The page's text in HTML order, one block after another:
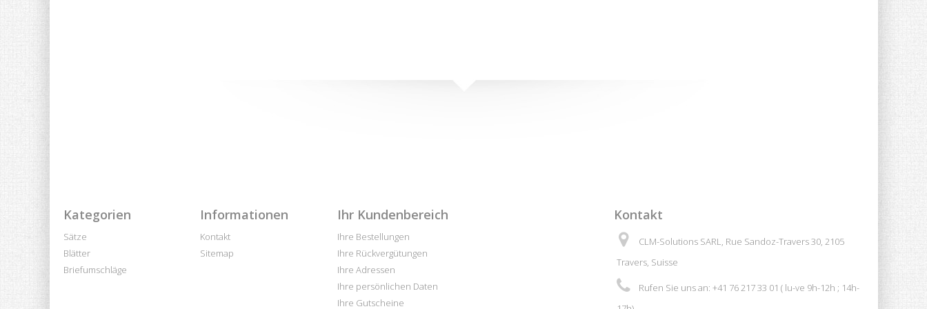
Kategorien
Sätze
Blätter
Briefumschläge
Informationen
Kontakt
Sitemap
Ihr Kundenbereich
Ihre Bestellungen
Ihre Rückvergütungen
Ihre Adressen
Ihre persönlichen Daten
Ihre Gutscheine
Kontakt
CLM-Solutions SARL, Rue Sandoz-Travers 30, 2105
Travers, Suisse
Rufen Sie uns an:+41 76 217 33 01 ( lu-ve 9h-12h ; 14h-